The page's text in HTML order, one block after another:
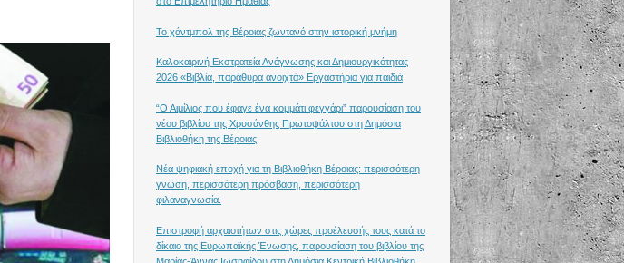
Το χάντμπολ της Βέροιας ζωντανό στην ιστορική μνήμη
Καλοκαιρινή Εκστρατεία Ανάγνωσης και Δημιουργικότητας
2026 «Βιβλία, παράθυρα ανοιχτά» Εργαστήρια για παιδιά
“Ο Αιμίλιος που έφαγε ένα κομμάτι φεγγάρι” παρουσίαση του
νέου βιβλίου της Χρυσάνθης Πρωτοψάλτου στη Δημόσια
Βιβλιοθήκη της Βέροιας
Νέα ψηφιακή εποχή για τη Βιβλιοθήκη Βέροιας: περισσότερη
γνώση, περισσότερη πρόσβαση, περισσότερη
φιλαναγνωσία.
Επιστροφή αρχαιοτήτων στις χώρες προέλευσής τους κατά το
δίκαιο της Ευρωπαϊκής Ένωσης, παρουσίαση του βιβλίου της
Μαρίας-Άννας Ιωσηφίδου στη Δημόσια Κεντρική Βιβλιοθήκη